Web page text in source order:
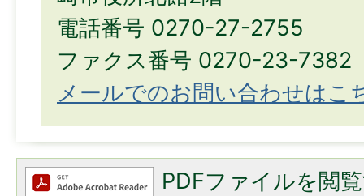
電話番号 0270-27-2755
ファクス番号 0270-23-7382
メールでのお問い合わせはこ
PDFファイルを閲